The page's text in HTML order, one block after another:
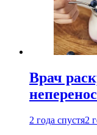
Врач
2 года спустя2